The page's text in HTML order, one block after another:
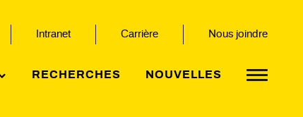
Intranet Carrière Nous joindre
RECHERCHES NOUVELLES